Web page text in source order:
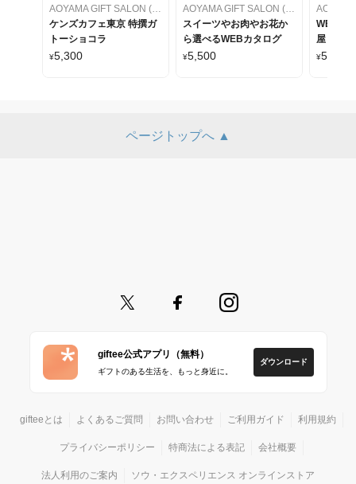
AOYAMA GIFT SALON (アオヤマギフトサロン)
ケンズカフェ東京 特撰ガ
トーショコラ
¥5,300
AOYAMA GIFT SALON (アオヤマギフトサロン)
スイーツやお肉やお花か
ら選べるWEBカタログ
¥5,500
WEBカ
屋 ケー
をセレク
¥5,500
ページトップへ ▲
giftee公式アプリ（無料）
ギフトのある生活を、もっと身近に。
ダウンロード
gifteeとは よくあるご質問 お問い合わせ ご利用ガイド 利用規約
プライバシーポリシー 特商法による表記 会社概要
法人利用のご案内 ソウ・エクスペリエンス オンラインストア